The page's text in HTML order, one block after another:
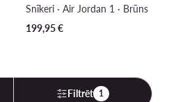
Snīkeri · Air Jordan 1 · Brūns
199,95€
Filtrēt 1